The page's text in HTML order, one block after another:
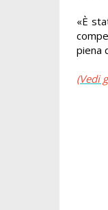
«È
piena
(Vedi